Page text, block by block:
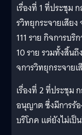
เรื่องที่ 1 ที่ประชุม
รวิทยุกระจายเสียง
111 ราย กิจการบ
10 ราย รวมทั้งสิ้น
จการวิทยุกระจาย
เรื่องที่ 2 ที่ประชุ
อนุญาต ซึ่งมีการร้อ
บริโภค แต่ยังไม่เป็